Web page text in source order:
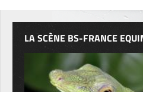
LA SCÈNE BS-FRANCE